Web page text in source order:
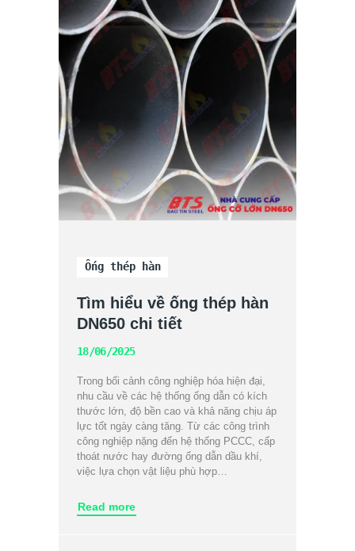
Ống thép hàn
Tìm hiểu về ống thép hàn
DN650 chi tiết
18/06/2025
Trong bối cảnh công nghiệp hóa hiện đại,
nhu cầu về các hệ thống ống dẫn có kích
thước lớn, độ bền cao và khả năng chịu áp
lực tốt ngày càng tăng. Từ các công trình
công nghiệp nặng đến hệ thống PCCC, cấp
thoát nước hay đường ống dẫn dầu khí,
việc lựa chọn vật liệu phù hợp…
Read more